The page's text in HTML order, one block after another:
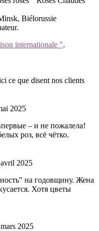
Biélorussie
internationale ".
ce que disent nos clients
2025
– и не пожалела!
роз, всё чётко.
2025
на годовщину. Жена
Хотя цветы
2025